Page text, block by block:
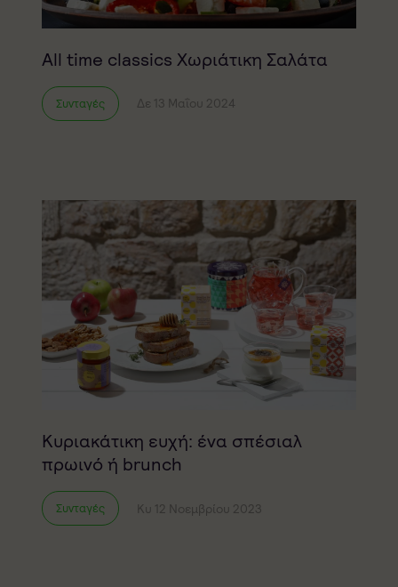
All time classics Χωριάτικη Σαλάτα
Συνταγές Δε 13 Μαΐου 2024
Κυριακάτικη ευχή: ένα σπέσιαλ
πρωινό ή brunch
Συνταγές Κυ 12 Νοεμβρίου 2023